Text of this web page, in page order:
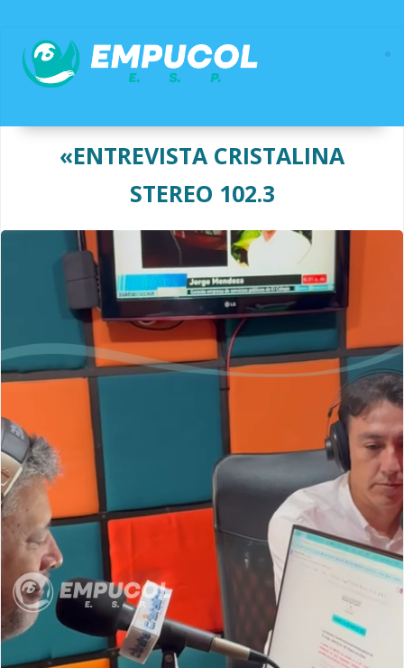
contenido
«ENTREVISTA CRISTALINA
STEREO 102.3